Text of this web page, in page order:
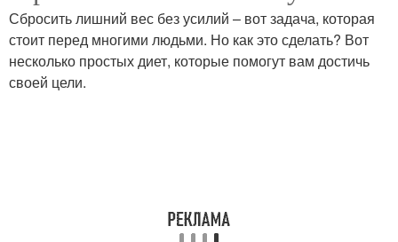
Сбросить лишний вес без усилий – вот задача, которая
стоит перед многими людьми. Но как это сделать? Вот
несколько простых диет, которые помогут вам достичь
своей цели.